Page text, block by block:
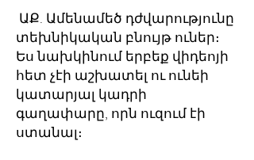
ԱՔ. Ամենամեծ դժվարությունը
տեխնիկական բնույթ ուներ։
Ես նախկինում երբեք վիդեոյի
հետ չէի աշխատել ու ունեի
կատարյալ կադրի
գաղափարը, որն ուզում էի
ստանալ։